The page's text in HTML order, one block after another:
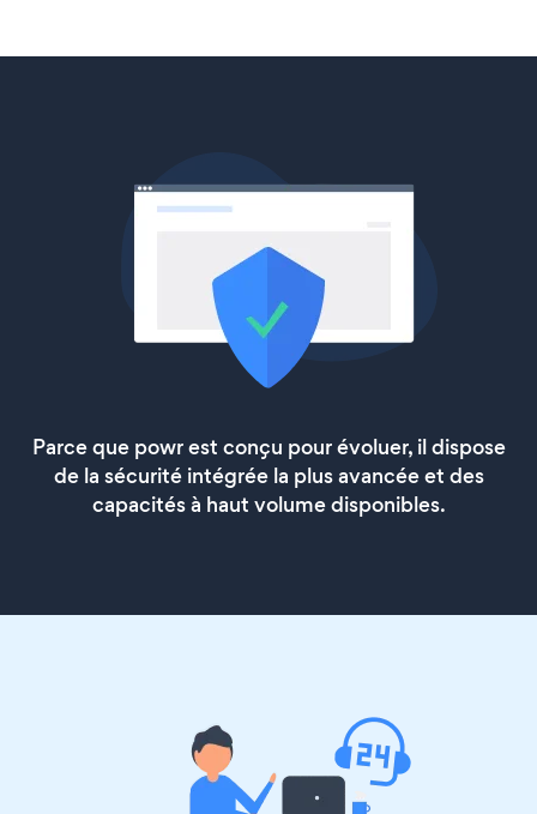
Parce que powr est conçu pour évoluer, il dispose
de la sécurité intégrée la plus avancée et des
capacités à haut volume disponibles.